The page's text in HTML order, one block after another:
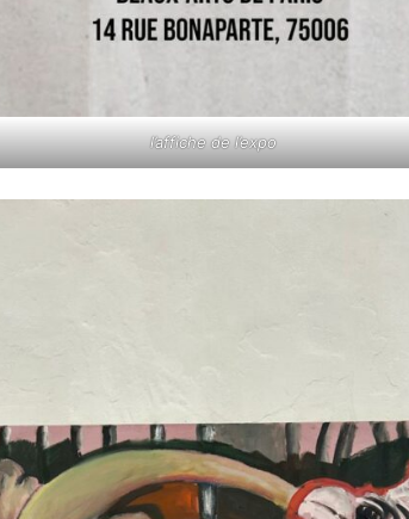
l’affiche de l’expo